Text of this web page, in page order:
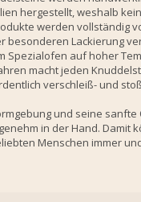
hergestellt, weshalb
werden vollständig
besonderen Lackierung
Spezialofen auf hoher
macht jeden
verschleiß- und
und seine
in der Hand. Damit
Menschen immer